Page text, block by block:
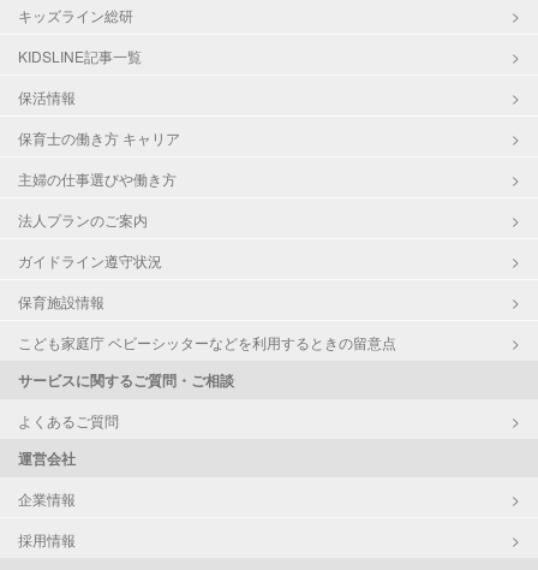
キッズライン総研
KIDSLINE記事一覧
保活情報
保育士の働き方 キャリア
主婦の仕事選びや働き方
法人プランのご案内
ガイドライン遵守状況
保育施設情報
こども家庭庁 ベビーシッターなどを利用するときの留意点
サービスに関するご質問・ご相談
よくあるご質問
運営会社
企業情報
採用情報